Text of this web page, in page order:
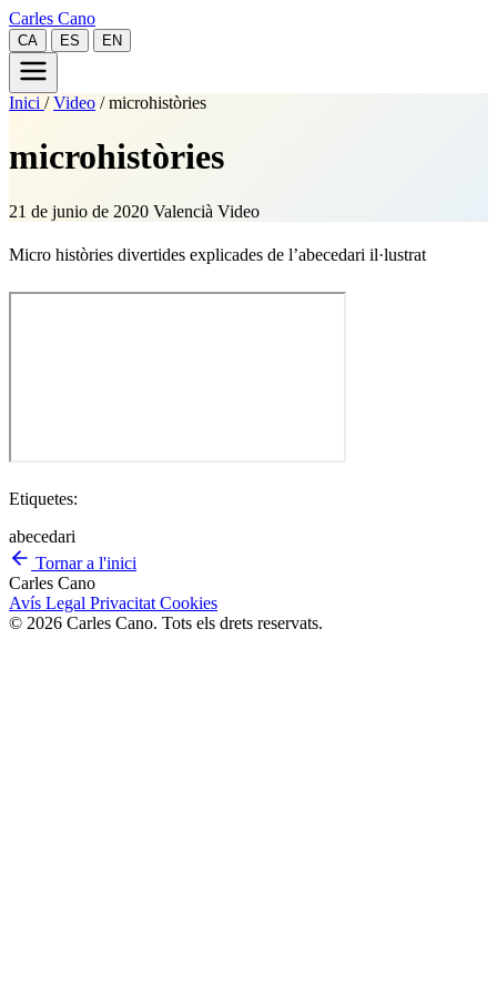
Carles Cano
CA ES EN
Inici / Video / microhistòries
microhistòries
21 de junio de 2020 Valencià Video
Micro històries divertides explicades de l’abecedari il·lustrat
Etiquetes:
abecedari
Tornar a l'inici
Carles Cano
Avís Legal Privacitat Cookies
© 2026 Carles Cano. Tots els drets reservats.